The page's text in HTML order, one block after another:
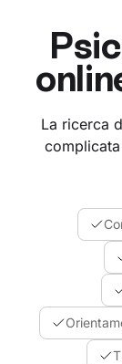
La ricerca